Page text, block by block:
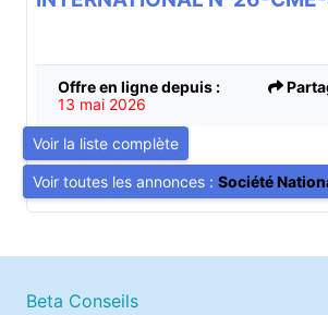
Offre en ligne depuis :
13 mai 2026
Voir la liste complète
Voir toutes les annonces : Société
Beta Conseils